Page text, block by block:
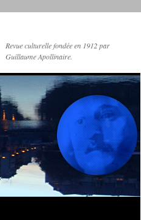
Revue culturelle fondée en 1912 par
Guillaume Apollinaire.